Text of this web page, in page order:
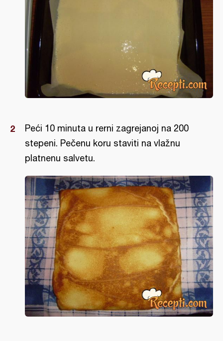
Peći 10 minuta u rerni zagrejanoj na 200
stepeni. Pečenu koru staviti na vlažnu
platnenu salvetu.